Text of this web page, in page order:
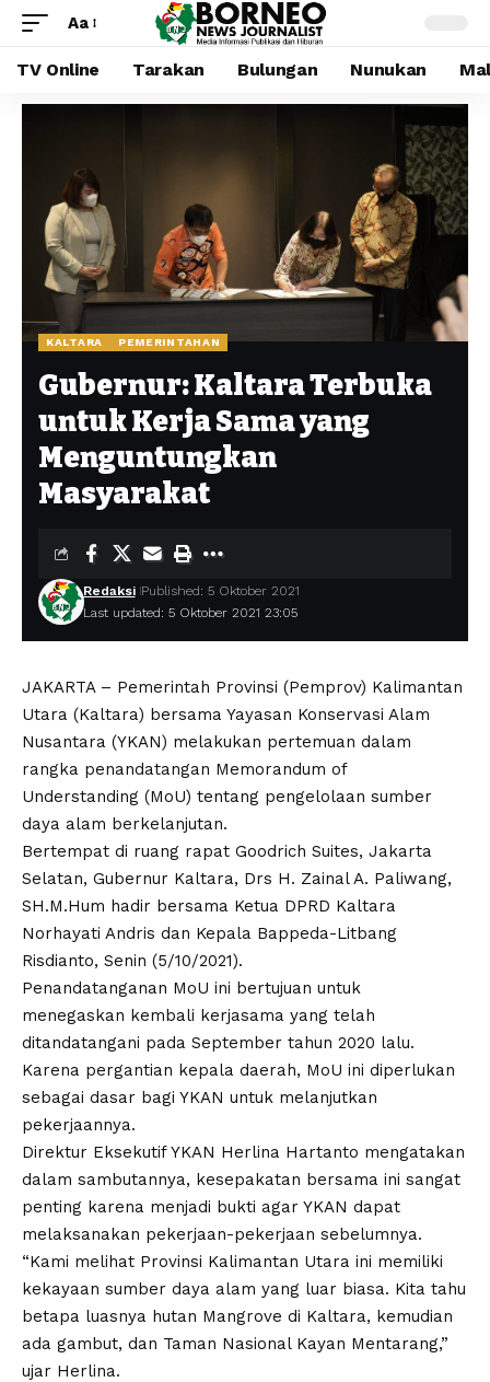
Aa
TV Online Tarakan Bulungan Nunukan
KALTARA PEMERINTAHAN
Gubernur: Kaltara Terbuka
untuk Kerja Sama yang
Menguntungkan
Masyarakat
Last updated: 5 Oktober 2021 23:05
Redaksi Published: 5 Oktober 2021
JAKARTA – Pemerintah Provinsi (Pemprov) Kalimantan
Utara (Kaltara) bersama Yayasan Konservasi Alam
Nusantara (YKAN) melakukan pertemuan dalam
rangka penandatangan Memorandum of
Understanding (MoU) tentang pengelolaan sumber
daya alam berkelanjutan.
Bertempat di ruang rapat Goodrich Suites, Jakarta
Selatan, Gubernur Kaltara, Drs H. Zainal A. Paliwang,
SH.M.Hum hadir bersama Ketua DPRD Kaltara
Norhayati Andris dan Kepala Bappeda-Litbang
Risdianto, Senin (5/10/2021).
Penandatanganan MoU ini bertujuan untuk
menegaskan kembali kerjasama yang telah
ditandatangani pada September tahun 2020 lalu.
Karena pergantian kepala daerah, MoU ini diperlukan
sebagai dasar bagi YKAN untuk melanjutkan
pekerjaannya.
Direktur Eksekutif YKAN Herlina Hartanto mengatakan
dalam sambutannya, kesepakatan bersama ini sangat
penting karena menjadi bukti agar YKAN dapat
melaksanakan pekerjaan-pekerjaan sebelumnya.
“Kami melihat Provinsi Kalimantan Utara ini memiliki
kekayaan sumber daya alam yang luar biasa. Kita tahu
betapa luasnya hutan Mangrove di Kaltara, kemudian
ada gambut, dan Taman Nasional Kayan Mentarang,”
ujar Herlina.